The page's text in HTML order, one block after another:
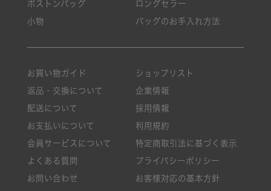
ボストンバッグ
小物
ロングセラー
バッグのお手入れ方法
お買い物ガイド
返品・交換について
配送について
お支払いについて
会員サービスについて
よくある質問
お問い合わせ
ショップリスト
企業情報
採用情報
利用規約
特定商取引法に基づく表示
プライバシーポリシー
お客様対応の基本方針